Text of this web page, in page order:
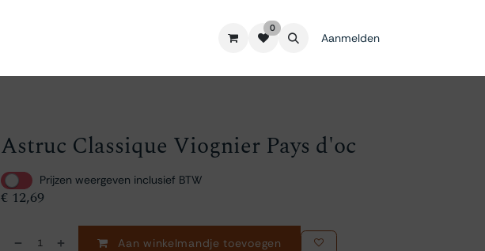
0
Aanmelden
Astruc Classique Viognier Pays d'oc
Prijzen weergeven inclusief BTW
€ 12,69
Aan winkelmandje toevoegen